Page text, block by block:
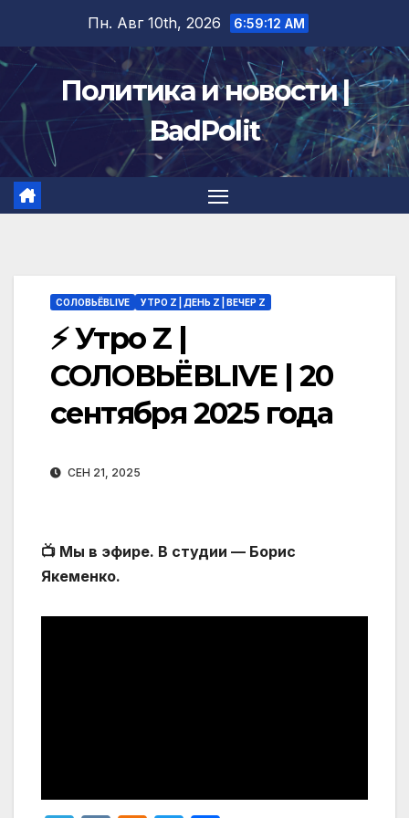
содержимому
Пн. Авг 10th, 2026 6:59:13 AM
Политика и новости |
BadPolit
СОЛОВЬЁВLIVE УТРО Z | ДЕНЬ Z | ВЕЧЕР Z
⚡️ Утро Z |
СОЛОВЬЁВLIVE | 20
сентября 2025 года
СЕН 21, 2025
📺 Мы в эфире. В студии — Борис
Якеменко.